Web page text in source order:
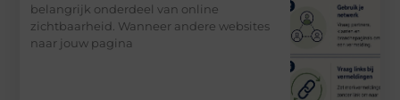
belangrijk onderdeel van online
zichtbaarheid. Wanneer andere websites
naar jouw pagina